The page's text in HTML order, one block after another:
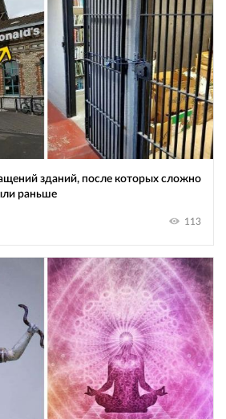
зданий, после которых сложно
раньше
113